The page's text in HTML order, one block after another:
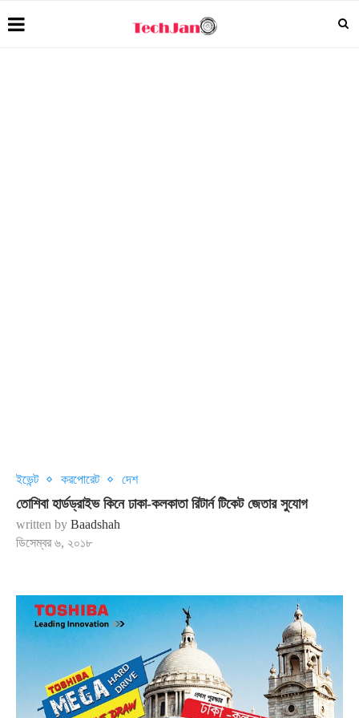
ইভেন্ট করপোরেট দেশ
তোশিবা হার্ডড্রাইভ কিনে ঢাকা-কলকাতা রিটার্ন টিকেট জেতার সুযোগ
written by Baadshah
ডিসেম্বর ৬, ২০১৮